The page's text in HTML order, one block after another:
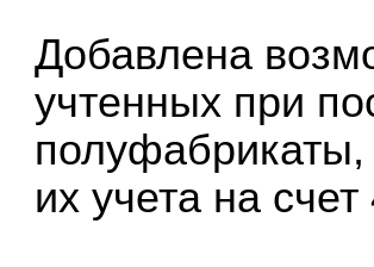
Добавлена
учтенных при
их учета на